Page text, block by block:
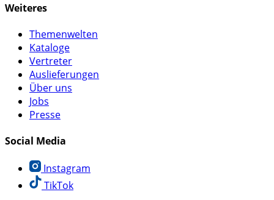
Weiteres
Themenwelten
Kataloge
Vertreter
Auslieferungen
Über uns
Jobs
Presse
Social Media
Instagram
TikTok